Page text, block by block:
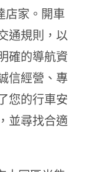
店家。開車
通規則，以
確的導航資
信經營、專
您的行車安
並尋找合適